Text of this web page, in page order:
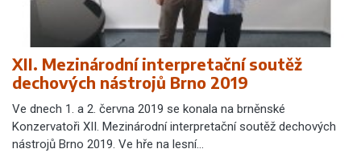
XII. Mezinárodní interpretační soutěž
dechových nástrojů Brno 2019
Ve dnech 1. a 2. června 2019 se konala na brněnské
Konzervatoři XII. Mezinárodní interpretační soutěž dechových
nástrojů Brno 2019. Ve hře na lesní…